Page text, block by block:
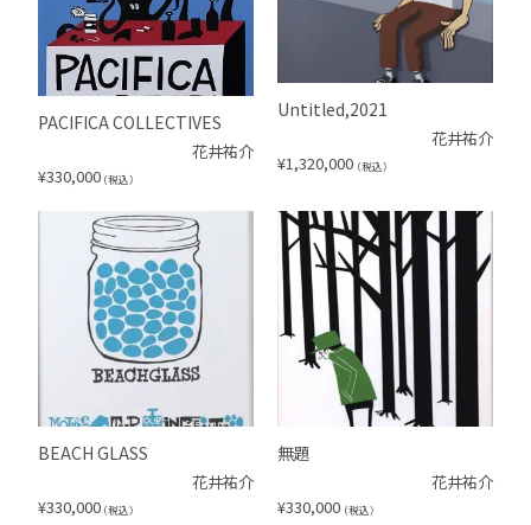
PACIFICA COLLECTIVES
花井祐介
¥330,000 （税込）
Untitled,2021
花井祐介
¥1,320,000 （税込）
BEACH GLASS
花井祐介
¥330,000 （税込）
無題
花井祐介
¥330,000 （税込）